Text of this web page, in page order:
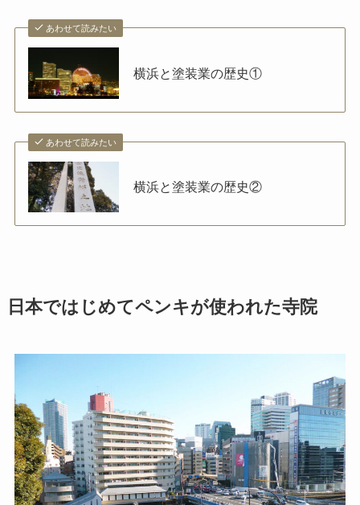
あわせて読みたい
横浜と塗装業の歴史①
あわせて読みたい
横浜と塗装業の歴史②
日本ではじめてペンキが使われた寺院